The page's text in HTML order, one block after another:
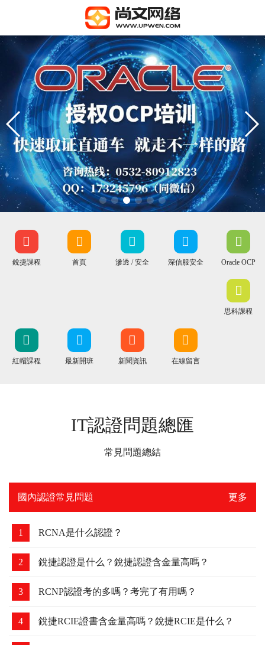
銳捷課程 首頁 滲透 / 安全 深信服安全 Oracle OCP
思科課程
紅帽課程 最新開班 新聞資訊 在線留言
IT認證問題總匯
常見問題總結
國內認證常見問題 更多
1 RCNA是什么認證？
2 銳捷認證是什么？銳捷認證含金量高嗎？
3 RCNP認證考的多嗎？考完了有用嗎？
4 銳捷RCIE證書含金量高嗎？銳捷RCIE是什么？